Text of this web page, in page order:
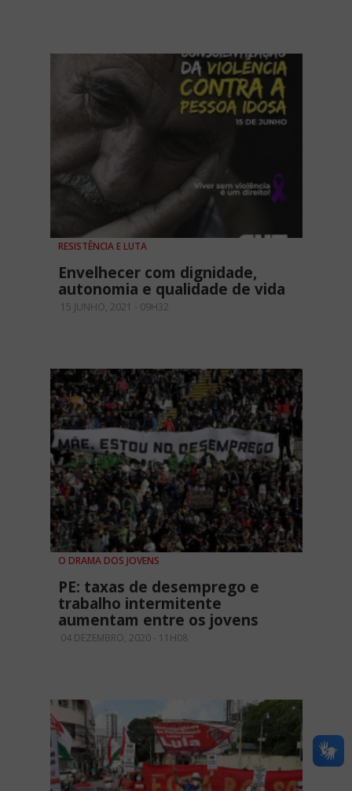
RESISTÊNCIA E LUTA
Envelhecer com dignidade,
autonomia e qualidade de vida
15 JUNHO, 2021 - 09H32
O DRAMA DOS JOVENS
PE: taxas de desemprego e
trabalho intermitente
aumentam entre os jovens
04 DEZEMBRO, 2020 - 11H08